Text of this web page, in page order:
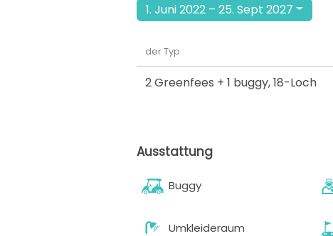
1. Juni 2022 – 25. Sept 2027
der Typ
2 Greenfees + 1 buggy,18-Loch
Ausstattung
Buggy
Umkleideraum